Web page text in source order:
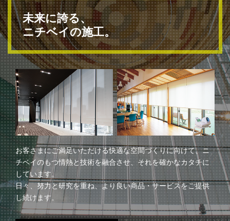
未来に誇る、
ニチベイの施工。
お客さまにご満足いただける快適な空間づくりに向けて、ニ
チベイのもつ情熱と技術を融合させ、それを確かなカタチに
しています。
日々、努力と研究を重ね、より良い商品・サービスをご提供
し続けます。